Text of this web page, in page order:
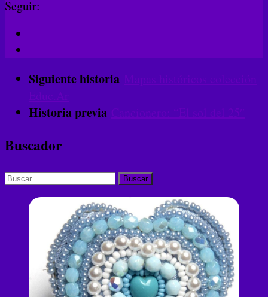
Seguir:
Siguiente historia
Historia previa
Buscador
Buscar: